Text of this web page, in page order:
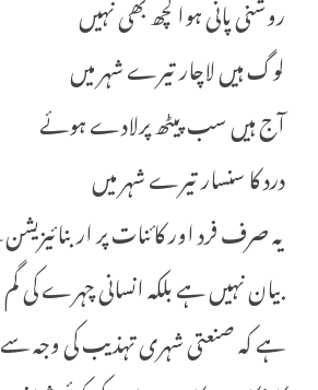
روشنی پانی ہوا کچھ بھی نہیں
لوگ ہیں لاچار تیرے شہر میں
آج ہیں سب پیٹھ پرلادے ہوئے
درد کا سنسار تیرے شہر میں
یہ صرف فرد اور کائنات پر
بیان نہیں ہے بلکہ انسانی چہرے کی گم
ہے کہ صنعتی شہری تہذیب کی وجہ